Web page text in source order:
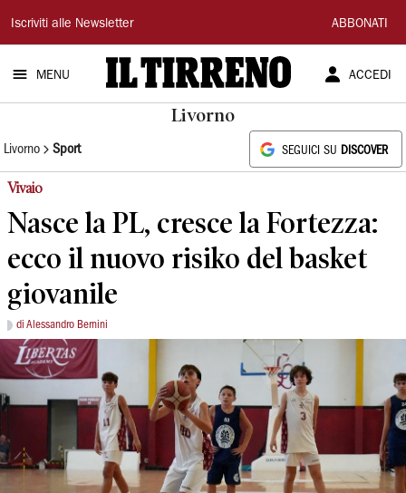
Il
Tirreno
Iscriviti alle Newsletter ABBONATI
MENU ACCEDI
Livorno
Livorno Sport SEGUICI SU DISCOVER
Vivaio
Nasce la PL, cresce la Fortezza:
ecco il nuovo risiko del basket
giovanile
di Alessandro Bernini